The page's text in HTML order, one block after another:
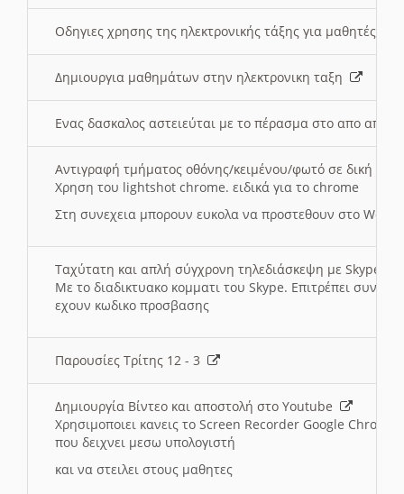
Οδηγιες χρησης της ηλεκτρονικής τάξης για μαθητές
Δημιουργια μαθημάτων στην ηλεκτρονικη ταξη
Ενας δασκαλος αστειεύται με το πέρασμα στο απο
Αντιγραφή τμήματος οθόνης/κειμένου/φωτό σε δική
Χρηση του lightshot chrome. ειδικά για το chrome
Στη συνεχεια μπορουν ευκολα να προστεθουν στο Word
Ταχύτατη και απλή σύγχρονη τηλεδιάσκεψη με Skype
Με το διαδικτυακο κομματι του Skype. Επιτρέπει
εχουν κωδικο προσβασης
Παρουσίες Τρίτης 12 - 3
Δημιουργία Βίντεο και αποστολή στο Youtube
Χρησιμοποιει κανεις το Screen Recorder Google Chrome
που δειχνει μεσω υπολογιστή
και να στειλει στους μαθητες